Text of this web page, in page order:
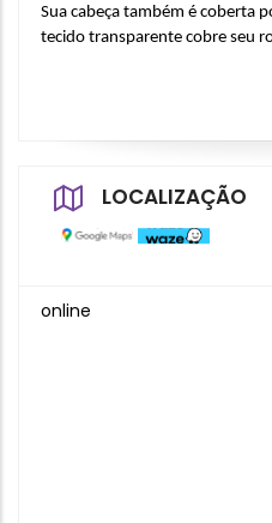
Sua cabeça também é coberta
tecido transparente cobre seu
LOCALIZAÇÃO
online